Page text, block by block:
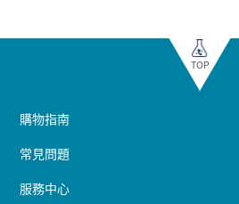
TOP
購物指南
常見問題
服務中心